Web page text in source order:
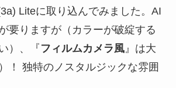
Liteに取り込んでみました。AI
要りますが（カラーが破綻する
）、『 フィルムカメラ風』は大
！ 独特のノスタルジックな雰囲